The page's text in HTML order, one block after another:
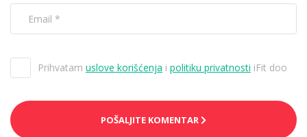
Prihvatam uslove korišćenja i politiku privatnosti iFit doo